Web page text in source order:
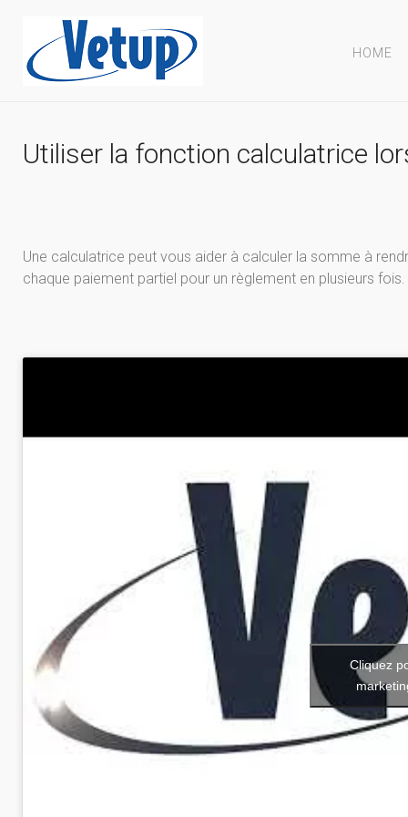
HOME
Utiliser la fonction calculatrice
Une calculatrice peut vous aider à calculer la somme à
chaque paiement partiel pour un règlement en plusieurs fois.
Cliquez